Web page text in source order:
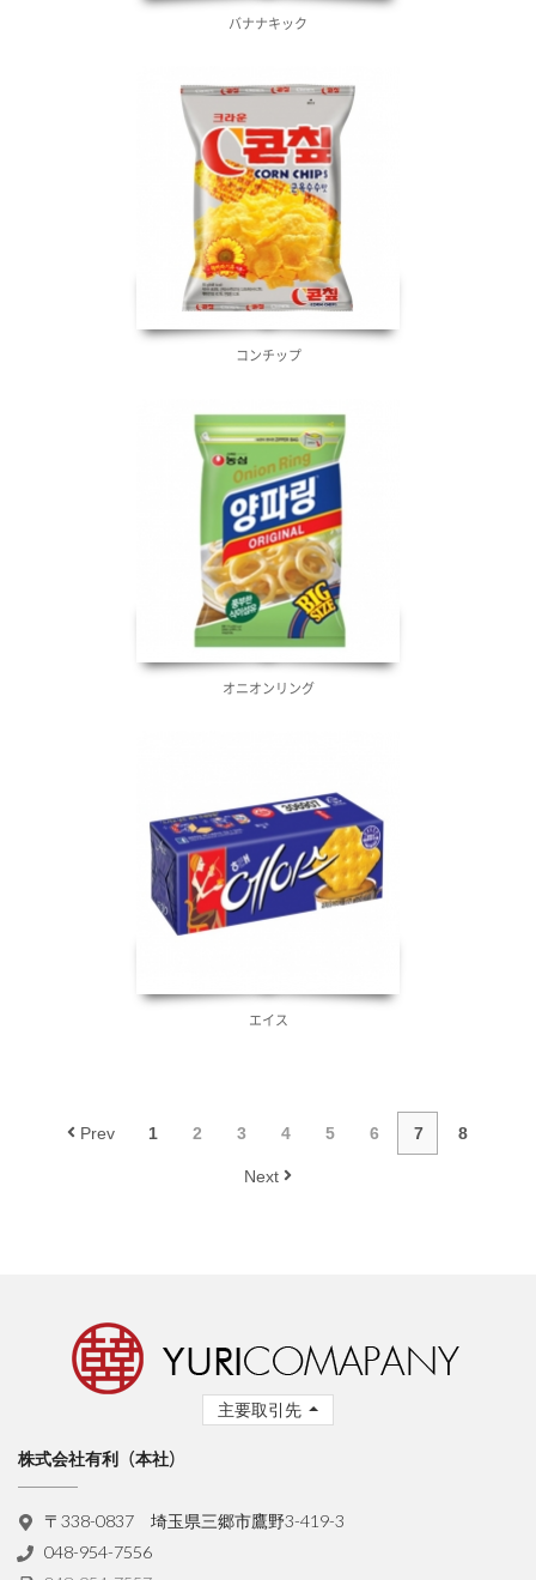
バナナキック
コンチップ
オニオンリング
エイス
Prev 1 2 3 4 5 6 7 8
Next
主要取引先
株式会社有利（本社）
〒338-0837 埼玉県三郷市鷹野3-419-3
048-954-7556